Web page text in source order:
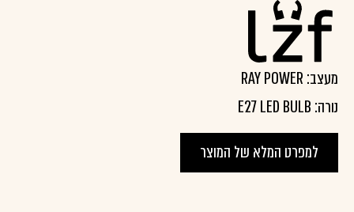
מעצב: RAY POWER
נורה: E27 LED BULB
למפרט המלא של המוצר